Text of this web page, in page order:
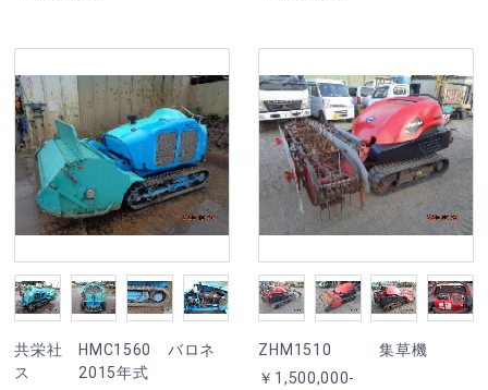
共栄社 HMC1560 バロネ
ス 2015年式
ZHM1510 集草機
￥1,500,000-